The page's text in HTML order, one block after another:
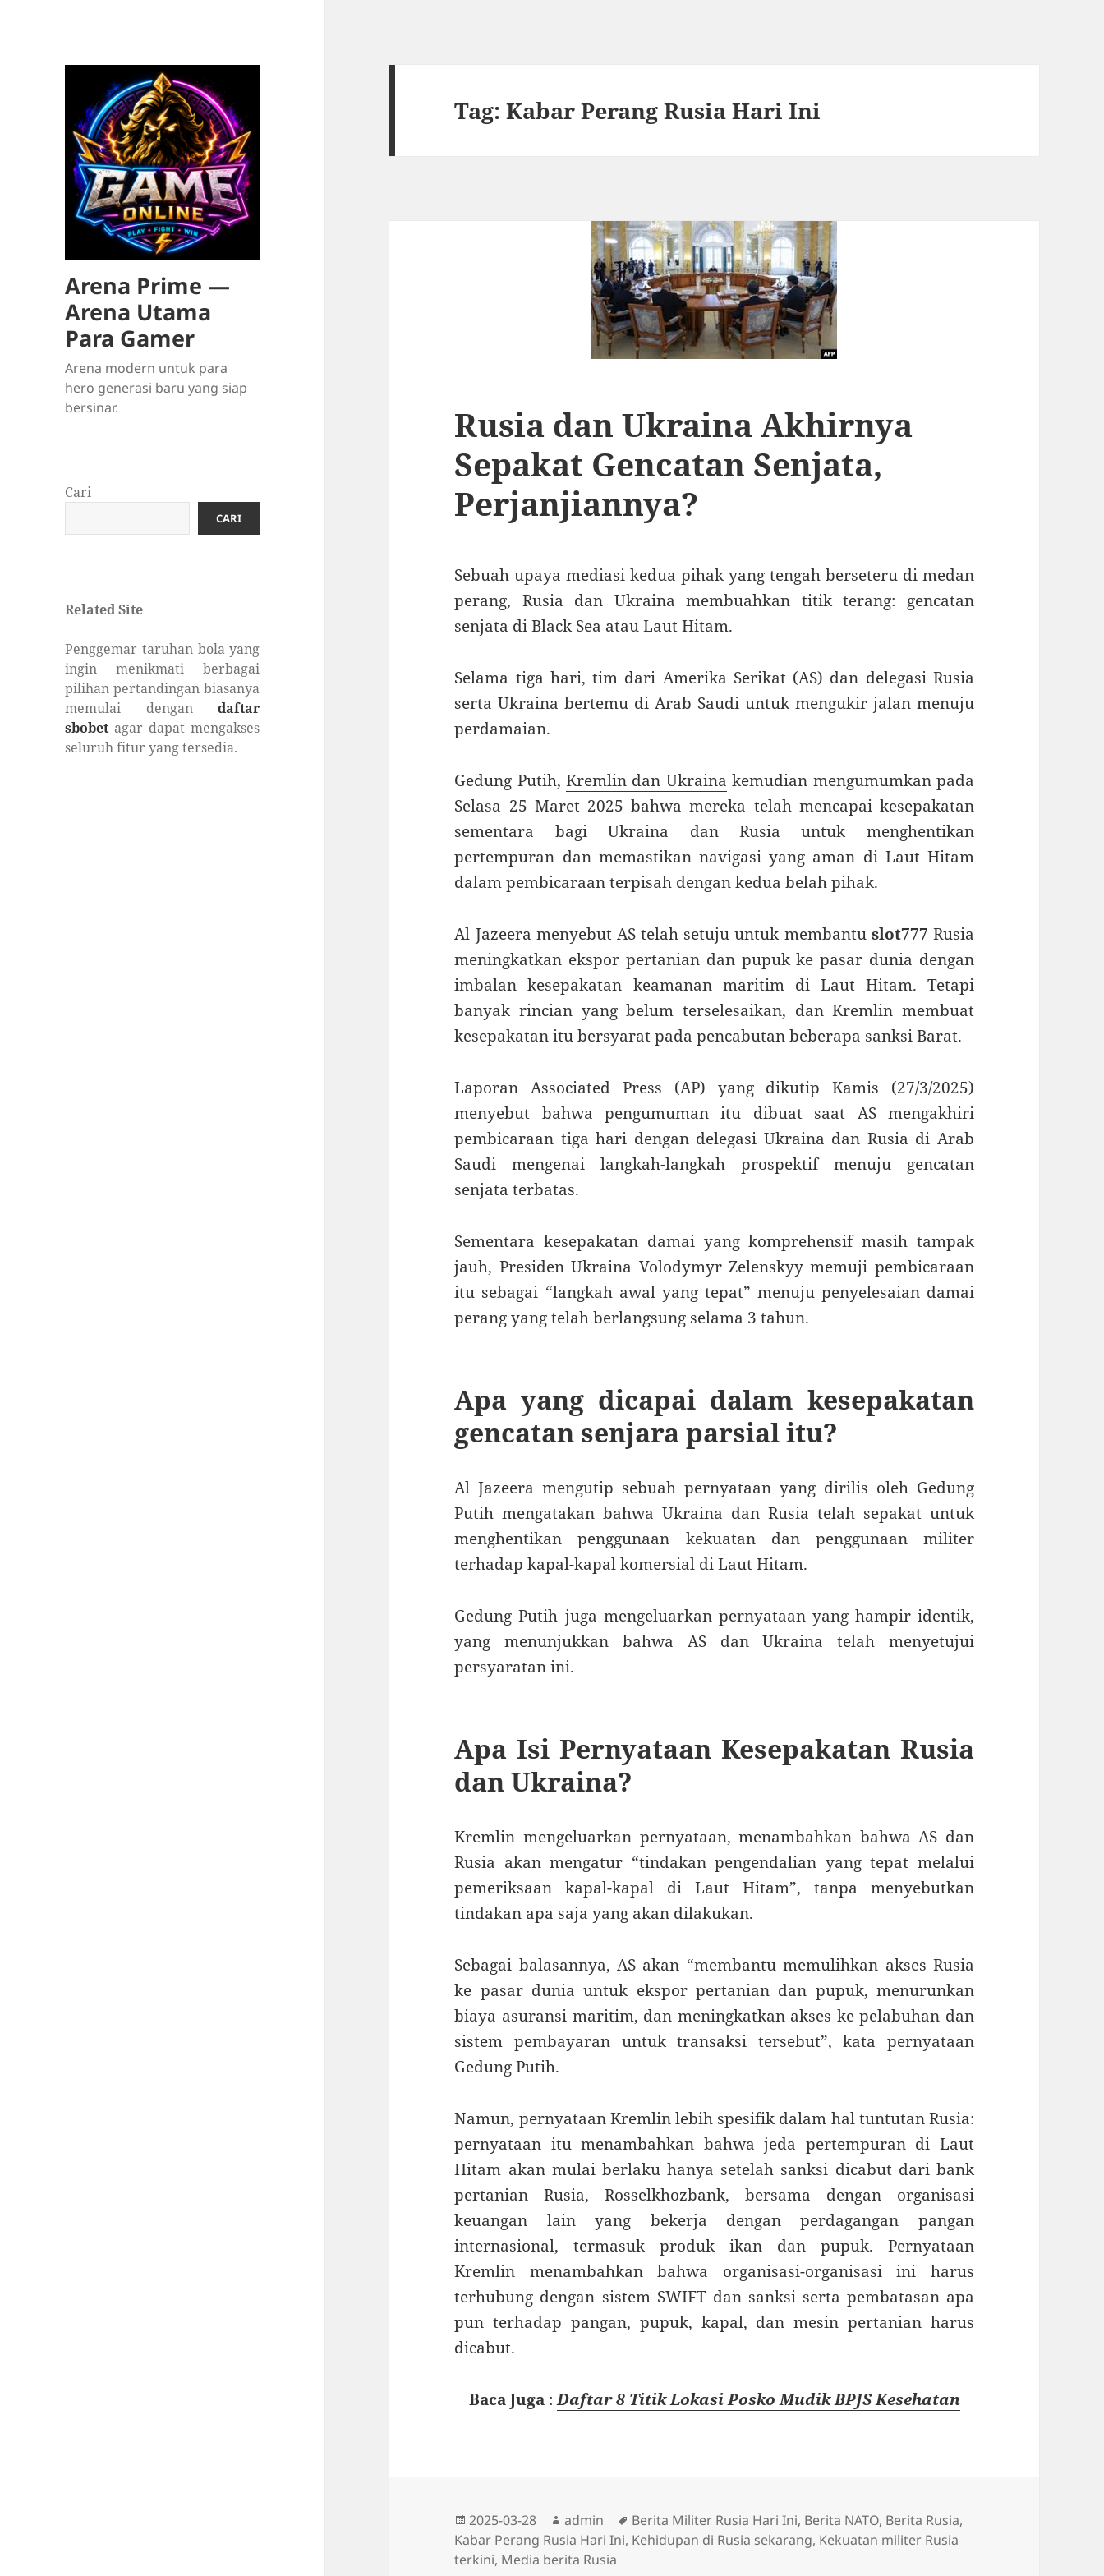
Arena Prime —
Arena Utama
Para Gamer
Arena modern untuk para
hero generasi baru yang siap
bersinar.
Cari
CARI
Related Site
Penggemar taruhan bola yang
ingin menikmati berbagai
pilihan pertandingan biasanya
memulai dengandaftar
sbobet agar dapat mengakses
seluruh fitur yang tersedia.
Tag:Kabar Perang Rusia Hari Ini
Rusia dan Ukraina Akhirnya
Sepakat Gencatan Senjata,
Perjanjiannya?
Sebuah upaya mediasi kedua pihak yang tengah berseteru di medan
perang, Rusia dan Ukraina membuahkan titik terang: gencatan
senjata di Black Sea atau Laut Hitam.
Selama tiga hari, tim dari Amerika Serikat (AS) dan delegasi Rusia
serta Ukraina bertemu di Arab Saudi untuk mengukir jalan menuju
perdamaian.
Gedung Putih,Kremlin dan Ukraina kemudian mengumumkan pada
Selasa 25 Maret 2025 bahwa mereka telah mencapai kesepakatan
sementara bagi Ukraina dan Rusia untuk menghentikan
pertempuran dan memastikan navigasi yang aman di Laut Hitam
dalam pembicaraan terpisah dengan kedua belah pihak.
Al Jazeera menyebut AS telah setuju untuk membantu slot777 Rusia
meningkatkan ekspor pertanian dan pupuk ke pasar dunia dengan
imbalan kesepakatan keamanan maritim di Laut Hitam. Tetapi
banyak rincian yang belum terselesaikan, dan Kremlin membuat
kesepakatan itu bersyarat pada pencabutan beberapa sanksi Barat.
Laporan Associated Press (AP) yang dikutip Kamis (27/3/2025)
menyebut bahwa pengumuman itu dibuat saat AS mengakhiri
pembicaraan tiga hari dengan delegasi Ukraina dan Rusia di Arab
Saudi mengenai langkah-langkah prospektif menuju gencatan
senjata terbatas.
Sementara kesepakatan damai yang komprehensif masih tampak
jauh, Presiden Ukraina Volodymyr Zelenskyy memuji pembicaraan
itu sebagai “langkah awal yang tepat” menuju penyelesaian damai
perang yang telah berlangsung selama 3 tahun.
Apa yang dicapai dalam kesepakatan
gencatan senjara parsial itu?
Al Jazeera mengutip sebuah pernyataan yang dirilis oleh Gedung
Putih mengatakan bahwa Ukraina dan Rusia telah sepakat untuk
menghentikan penggunaan kekuatan dan penggunaan militer
terhadap kapal-kapal komersial di Laut Hitam.
Gedung Putih juga mengeluarkan pernyataan yang hampir identik,
yang menunjukkan bahwa AS dan Ukraina telah menyetujui
persyaratan ini.
Apa Isi Pernyataan Kesepakatan Rusia
dan Ukraina?
Kremlin mengeluarkan pernyataan, menambahkan bahwa AS dan
Rusia akan mengatur “tindakan pengendalian yang tepat melalui
pemeriksaan kapal-kapal di Laut Hitam”, tanpa menyebutkan
tindakan apa saja yang akan dilakukan.
Sebagai balasannya, AS akan “membantu memulihkan akses Rusia
ke pasar dunia untuk ekspor pertanian dan pupuk, menurunkan
biaya asuransi maritim, dan meningkatkan akses ke pelabuhan dan
sistem pembayaran untuk transaksi tersebut”, kata pernyataan
Gedung Putih.
Namun, pernyataan Kremlin lebih spesifik dalam hal tuntutan Rusia:
pernyataan itu menambahkan bahwa jeda pertempuran di Laut
Hitam akan mulai berlaku hanya setelah sanksi dicabut dari bank
pertanian Rusia, Rosselkhozbank, bersama dengan organisasi
keuangan lain yang bekerja dengan perdagangan pangan
internasional, termasuk produk ikan dan pupuk. Pernyataan
Kremlin menambahkan bahwa organisasi-organisasi ini harus
terhubung dengan sistem SWIFT dan sanksi serta pembatasan apa
pun terhadap pangan, pupuk, kapal, dan mesin pertanian harus
dicabut.
Baca Juga:Daftar 8 Titik Lokasi Posko Mudik BPJS Kesehatan
Diposkan
pada
2025-03-28 Penulis
admin Tag
Berita Militer Rusia Hari Ini, Berita NATO, Berita Rusia,
Kabar Perang Rusia Hari Ini, Kehidupan di Rusia sekarang, Kekuatan militer Rusia
terkini, Media berita Rusia